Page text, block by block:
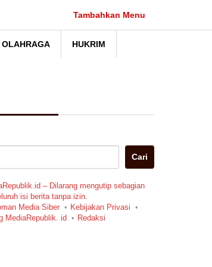
Tambahkan Menu
OLAHRAGA HUKRIM
Cari
– Dilarang mengutip sebagian
isi berita tanpa izin.
Media Siber
Kebijakan Privasi
MediaRepublik. id
Redaksi